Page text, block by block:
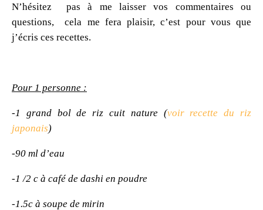
N’hésitez pas à me laisser vos commentaires ou
questions, cela me fera plaisir, c’est pour vous que
j’écris ces recettes.
Pour 1 personne :
-1 grand bol de riz cuit nature (voir recette du riz
japonais)
-90 ml d’eau
-1 /2 c à café de dashi en poudre
-1.5c à soupe de mirin